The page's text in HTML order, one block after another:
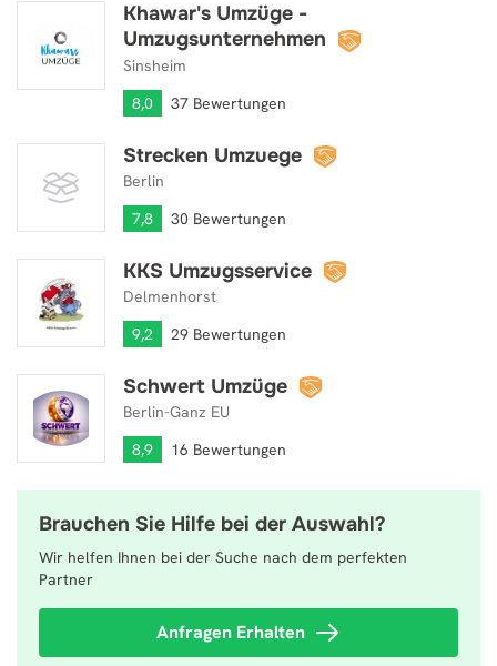
Khawar's Umzüge -
Umzugsunternehmen
Sinsheim
8,0
37 Bewertungen
Khawar's Umzüge - Umzugsunternehmen
Strecken Umzuege
Berlin
7,8
30 Bewertungen
Strecken Umzuege
KKS Umzugsservice
Delmenhorst
9,2
29 Bewertungen
KKS Umzugsservice
Schwert Umzüge
Berlin-Ganz EU
8,9
16 Bewertungen
Schwert Umzüge
Brauchen Sie Hilfe bei der Auswahl?
Wir helfen Ihnen bei der Suche nach dem perfekten
Partner
Anfragen Erhalten